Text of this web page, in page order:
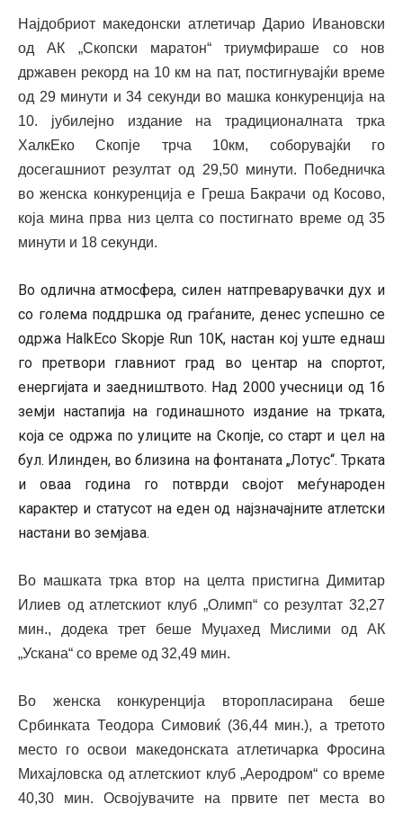
Најдобриот македонски атлетичар Дарио Ивановски
од АК „Скопски маратон“ триумфираше со нов
државен рекорд на 10 км на пат, постигнувајќи време
од 29 минути и 34 секунди во машка конкуренција на
10. јубилејно издание на традиционалната трка
ХалкЕко Скопје трча 10км, соборувајќи го
досегашниот резултат од 29,50 минути. Победничка
во женска конкуренција е Греша Бакрачи од Косово,
која мина прва низ целта со постигнато време од 35
минути и 18 секунди.
Во одлична атмосфера, силен натпреварувачки дух и
со голема поддршка од граѓаните, денес успешно се
одржа HalkEco Skopje Run 10K, настан кој уште еднаш
го претвори главниот град во центар на спортот,
енергијата и заедништвото. Над 2000 учесници од 16
земји настапија на годинaшното издание на трката,
која се одржа по улиците на Скопје, со старт и цел на
бул. Илинден, во близина на фонтаната „Лотус“. Трката
и оваа година го потврди својот меѓународен
карактер и статусот на еден од најзначајните атлетски
настани во земјава.
Во машката трка втор на целта пристигна Димитар
Илиев од атлетскиот клуб „Олимп“ со резултат 32,27
мин., додека трет беше Муџахед Мислими од АК
„Ускана“ со време од 32,49 мин.
Во женска конкуренција второпласирана беше
Србинката Теодора Симовиќ (36,44 мин.), а третото
место го освои македонската атлетичарка Фросина
Михајловска од атлетскиот клуб „Аеродром“ со време
40,30 мин. Освојувачите на првите пет места во